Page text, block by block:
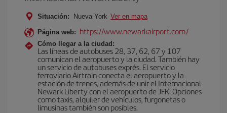
Situación: Nueva York Ver en mapa
Página web: https://www.newarkairport.com/
Cómo llegar a la ciudad:
Las líneas de autobuses 28, 37, 62, 67 y 107
comunican el aeropuerto y la ciudad. También hay
un servicio de autobuses exprés. El servicio
ferroviario Airtrain conecta el aeropuerto y la
estación de trenes, además de unir el Internacional
Newark Liberty con el aeropuerto de JFK. Opciones
como taxis, alquiler de vehículos, furgonetas o
limusinas también son posibles.